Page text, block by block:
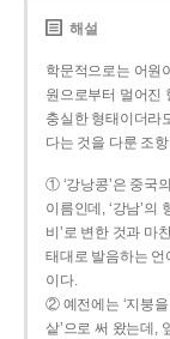
해설
학문적으로는 어원
원으로부터 멀어진
충실한 형태이더라
다는 것을 다룬 조
① ‘강낭콩’은 중국
이름인데, ‘강남’의
비’로 변한 것과 마
태대로 발음하는 언
이다.
② 예전에는 ‘지붕을
샅’으로 써 왔는데,